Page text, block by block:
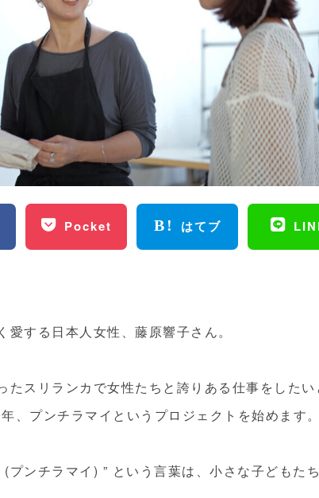
Pocket はてブ
する日本人女性、藤原響子さん。
たスリランカで女性たちと誇りある仕事をしたい
、プンチラマイというプロジェクトを始めます。
プンチラマイ) ” という言葉は、小さな子どもた